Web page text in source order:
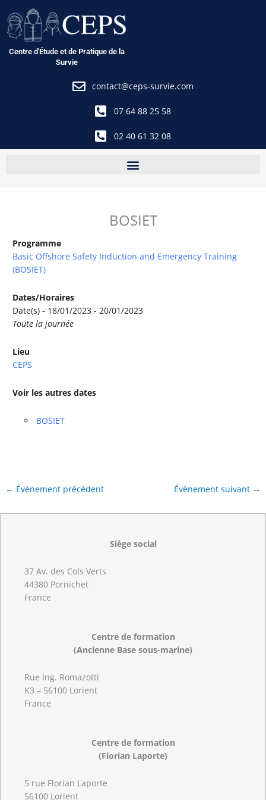
au
contenu
Centre d'Étude et de Pratique de la
Survie
contact@ceps-survie.com
07 64 88 25 58
02 40 61 32 08
BOSIET
Programme
Basic Offshore Safety Induction and Emergency Training
(BOSIET)
Dates/Horaires
Date(s) - 18/01/2023 - 20/01/2023
Toute la journée
Lieu
CEPS
Voir les autres dates
BOSIET
← Évènement précédent Évènement suivant →
Siège social
37 Av. des Cols Verts
44380 Pornichet
France
Centre de formation
(Ancienne Base sous-marine)
Rue Ing. Romazotti
K3 – 56100 Lorient
France
Centre de formation
(Florian Laporte)
5 rue Florian Laporte
56100 Lorient